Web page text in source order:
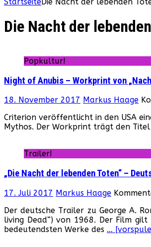
Die Nacht der
Popkultur!
Night of Anubis – Workprint von
18. November 2017 Markus Haage
Criterion veröffentlicht in den USA
Mythos. Der Workprint trägt den
Trailer!
„Die Nacht der lebenden Toten“ –
17. Juli 2017 Markus Haage
Der deutsche Trailer zu George A.
living Dead“) von 1968. Der Film
bedeutendsten Werke des …